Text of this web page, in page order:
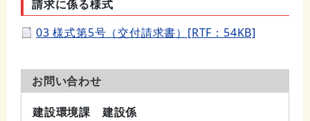
請求に係る様式
03 様式第5号（交付請求書）[RTF：54KB]
お問い合わせ
建設環境課 建設係